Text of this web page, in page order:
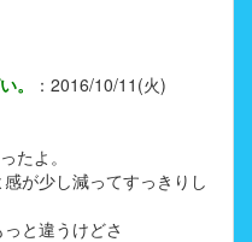
。 ： 2016/10/11(火)
たよ。
が少し減ってすっきりし
と違うけどさ